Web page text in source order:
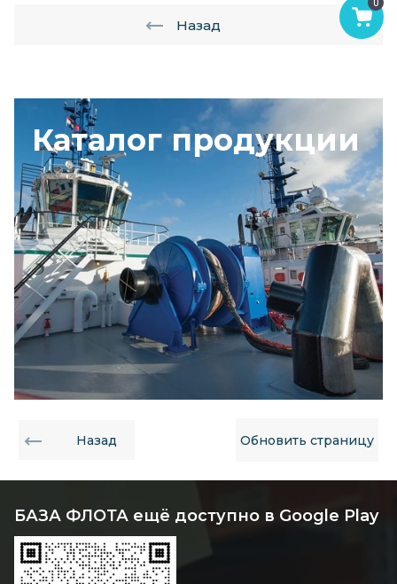
Каталог продукции
Назад
Назад Обновить страницу
БАЗА ФЛОТА ещё доступно в Google Play